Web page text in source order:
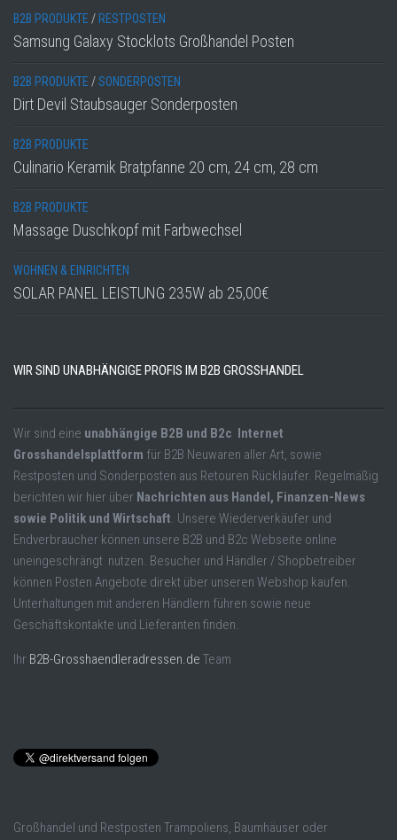
B2B PRODUKTE / RESTPOSTEN
Samsung Galaxy Stocklots Großhandel Posten
B2B PRODUKTE /SONDERPOSTEN
Dirt Devil Staubsauger Sonderposten
B2B PRODUKTE
Culinario Keramik Bratpfanne 20 cm, 24 cm, 28 cm
B2B PRODUKTE
Massage Duschkopf mit Farbwechsel
WOHNEN & EINRICHTEN
SOLAR PANEL LEISTUNG 235W ab 25,00€
WIR SIND UNABHÄNGIGE PROFIS IM B2B GROSSHANDEL
Wir sind eine unabhängige B2B und B2c Internet
Grosshandelsplattform für B2B Neuwaren aller Art, sowie
Restposten und Sonderposten aus Retouren Rückläufer. Regelmäßig
berichten wir hier über Nachrichten aus Handel, Finanzen-News
sowie Politik und Wirtschaft. Unsere Wiederverkäufer und
Endverbraucher können unsere B2B und B2c Webseite online
uneingeschrängt nutzen. Besucher und Händler / Shopbetreiber
können Posten Angebote direkt über unseren Webshop kaufen.
Unterhaltungen mit anderen Händlern führen sowie neue
Geschäftskontakte und Lieferanten finden.
Ihr B2B-Grosshaendleradressen.de Team
Großhandel und Restposten Trampoliens, Baumhäuser oder